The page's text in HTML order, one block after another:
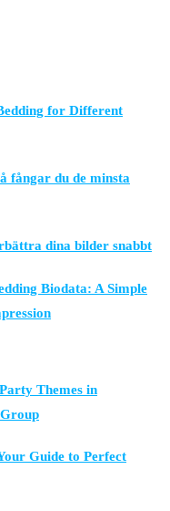
for Different
fångar du de minsta
dina bilder snabbt
Biodata: A Simple
Themes in
Guide to Perfect